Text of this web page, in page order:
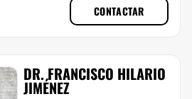
CONTACTAR
DR. FRANCISCO HILARIO
JIMÉNEZ